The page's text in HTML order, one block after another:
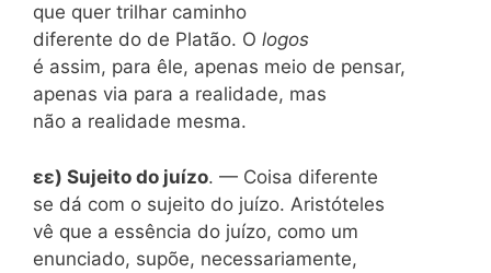
que quer trilhar caminho
diferente do de Platão. O logos
é assim, para êle, apenas meio de pensar,
apenas via para a realidade, mas
não a realidade mesma.
εε) Sujeito do juízo. — Coisa diferente
se dá com o sujeito do juízo. Aristóteles
vê que a essência do juízo, como um
enunciado, supõe, necessariamente,